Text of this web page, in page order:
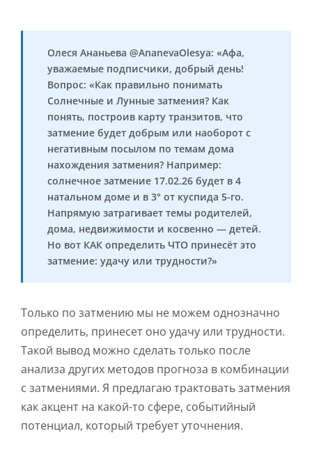
Олеся Ананьева @AnanevaOlesya: «Афа,
уважаемые подписчики, добрый день!
Вопрос: «Как правильно понимать
Солнечные и Лунные затмения? Как
понять, построив карту транзитов, что
затмение будет добрым или наоборот с
негативным посылом по темам дома
нахождения затмения? Например:
солнечное затмение 17.02.26 будет в 4
натальном доме и в 3° от куспида 5-го.
Напрямую затрагивает темы родителей,
дома, недвижимости и косвенно — детей.
Но вот КАК определить ЧТО принесёт это
затмение: удачу или трудности?»
Только по затмению мы не можем однозначно
определить, принесет оно удачу или трудности.
Такой вывод можно сделать только после
анализа других методов прогноза в комбинации
с затмениями. Я предлагаю трактовать затмения
как акцент на какой-то сфере, событийный
потенциал, который требует уточнения.